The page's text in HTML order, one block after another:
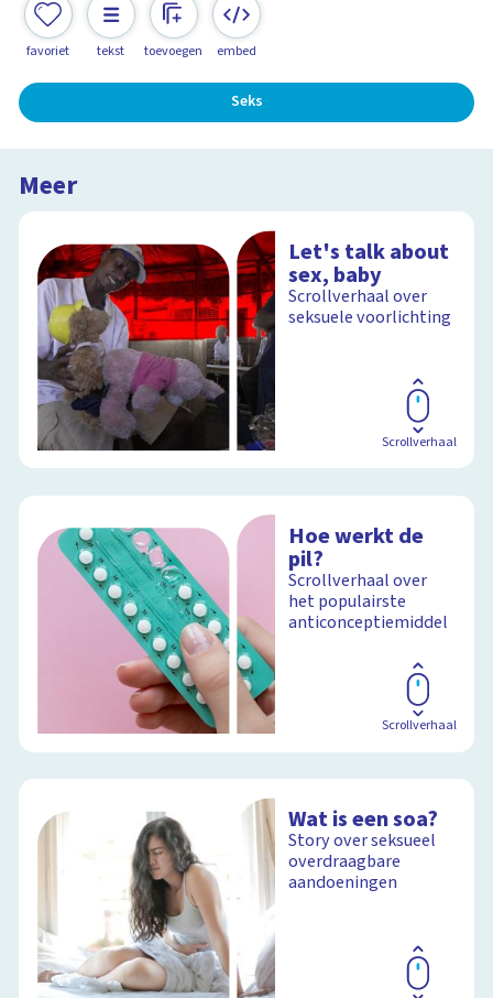
favoriet tekst toevoegen embed
Seks
Meer
Let's talk about
sex, baby
Scrollverhaal over
seksuele voorlichting
Scrollverhaal
Hoe werkt de
pil?
Scrollverhaal over
het populairste
anticonceptiemiddel
Scrollverhaal
Wat is een soa?
Story over seksueel
overdraagbare
aandoeningen